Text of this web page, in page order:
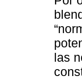
las